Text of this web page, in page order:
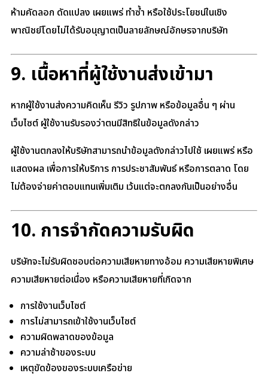
ห้ามคัดลอก ดัดแปลง เผยแพร่ ทำซ้ำ หรือใช้ประโยชน์ในเชิง
พาณิชย์โดยไม่ได้รับอนุญาตเป็นลายลักษณ์อักษรจากบริษัท
9. เนื้อหาที่ผู้ใช้งานส่งเข้ามา
หากผู้ใช้งานส่งความคิดเห็น รีวิว รูปภาพ หรือข้อมูลอื่น ๆ ผ่าน
เว็บไซต์ ผู้ใช้งานรับรองว่าตนมีสิทธิในข้อมูลดังกล่าว
ผู้ใช้งานตกลงให้บริษัทสามารถนำข้อมูลดังกล่าวไปใช้ เผยแพร่ หรือ
แสดงผล เพื่อการให้บริการ การประชาสัมพันธ์ หรือการตลาด โดย
ไม่ต้องจ่ายค่าตอบแทนเพิ่มเติม เว้นแต่จะตกลงกันเป็นอย่างอื่น
10. การจำกัดความรับผิด
บริษัทจะไม่รับผิดชอบต่อความเสียหายทางอ้อม ความเสียหายพิเศษ
ความเสียหายต่อเนื่อง หรือความเสียหายที่เกิดจาก
การใช้งานเว็บไซต์
การไม่สามารถเข้าใช้งานเว็บไซต์
ความผิดพลาดของข้อมูล
ความล่าช้าของระบบ
เหตุขัดข้องของระบบเครือข่าย